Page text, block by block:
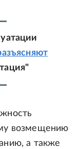
возмещению
а также